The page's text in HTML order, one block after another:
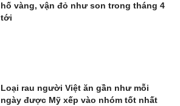
hố vàng, vận đỏ như son trong tháng 4
tới
Loại rau người Việt ăn gần như mỗi
ngày được Mỹ xếp vào nhóm tốt nhất